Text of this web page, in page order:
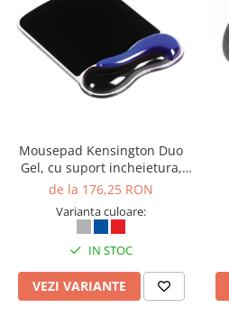
Mousepad Kensington Duo
Gel, cu suport incheietura,
albastru/negru
de la 176,25 RON
Varianta culoare:
IN STOC
VEZI VARIANTE